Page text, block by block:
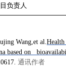
负责人
Wang,et al.
based on
通讯作者